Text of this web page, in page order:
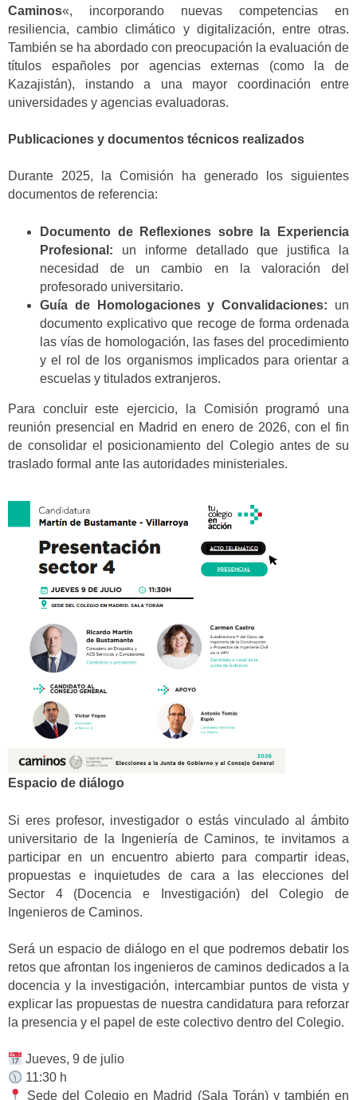
Caminos«, incorporando nuevas competencias en
resiliencia, cambio climático y digitalización, entre otras.
También se ha abordado con preocupación la evaluación de
títulos españoles por agencias externas (como la de
Kazajistán), instando a una mayor coordinación entre
universidades y agencias evaluadoras.
Publicaciones y documentos técnicos realizados
Durante 2025, la Comisión ha generado los siguientes
documentos de referencia:
Documento de Reflexiones sobre la Experiencia
Profesional: un informe detallado que justifica la
necesidad de un cambio en la valoración del
profesorado universitario.
Guía de Homologaciones y Convalidaciones: un
documento explicativo que recoge de forma ordenada
las vías de homologación, las fases del procedimiento
y el rol de los organismos implicados para orientar a
escuelas y titulados extranjeros.
Para concluir este ejercicio, la Comisión programó una
reunión presencial en Madrid en enero de 2026, con el fin
de consolidar el posicionamiento del Colegio antes de su
traslado formal ante las autoridades ministeriales.
Espacio de diálogo
Si eres profesor, investigador o estás vinculado al ámbito
universitario de la Ingeniería de Caminos, te invitamos a
participar en un encuentro abierto para compartir ideas,
propuestas e inquietudes de cara a las elecciones del
Sector 4 (Docencia e Investigación) del Colegio de
Ingenieros de Caminos.
Será un espacio de diálogo en el que podremos debatir los
retos que afrontan los ingenieros de caminos dedicados a la
docencia y la investigación, intercambiar puntos de vista y
explicar las propuestas de nuestra candidatura para reforzar
la presencia y el papel de este colectivo dentro del Colegio.
Jueves, 9 de julio
11:30 h
Sede del Colegio en Madrid (Sala Torán) y también en